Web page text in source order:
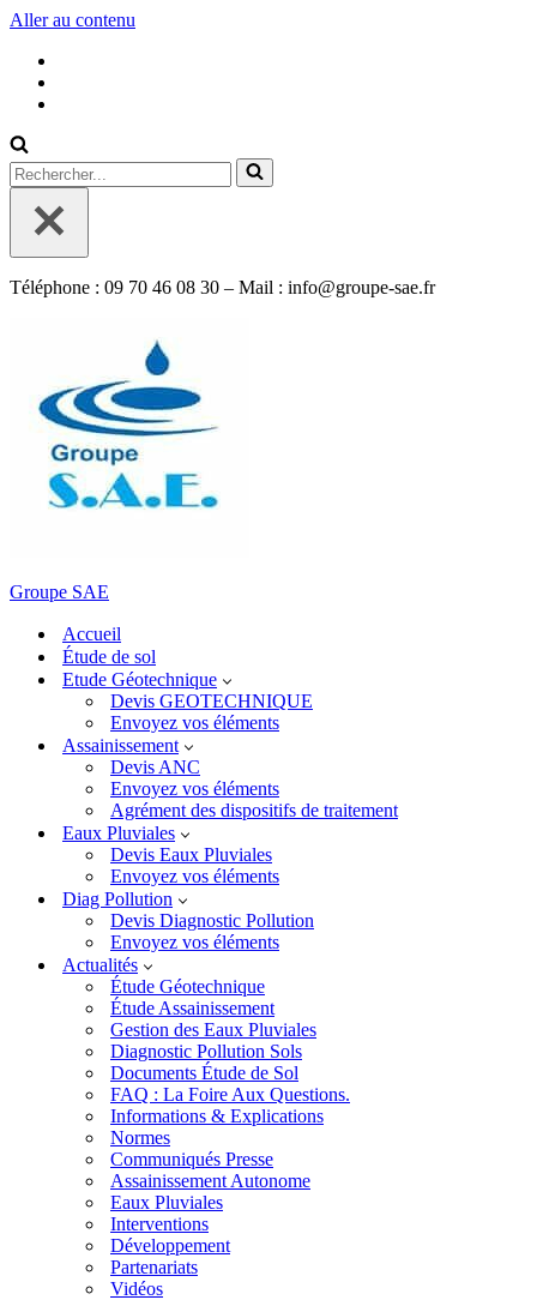
Aller au contenu
Rechercher...
Téléphone : 09 70 46 08 30 – Mail : info@groupe-sae.fr
Groupe SAE
Accueil
Étude de sol
Etude Géotechnique
Devis GEOTECHNIQUE
Envoyez vos éléments
Assainissement
Devis ANC
Envoyez vos éléments
Agrément des dispositifs de traitement
Eaux Pluviales
Devis Eaux Pluviales
Envoyez vos éléments
Diag Pollution
Devis Diagnostic Pollution
Envoyez vos éléments
Actualités
Étude Géotechnique
Étude Assainissement
Gestion des Eaux Pluviales
Diagnostic Pollution Sols
Documents Étude de Sol
FAQ : La Foire Aux Questions.
Informations & Explications
Normes
Communiqués Presse
Assainissement Autonome
Eaux Pluviales
Interventions
Développement
Partenariats
Vidéos